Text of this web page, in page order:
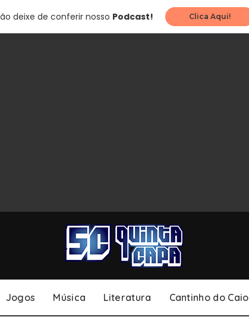
deixe de conferir nosso Podcast! Clica Aqui!
Jogos Música Literatura Cantinho do Caio